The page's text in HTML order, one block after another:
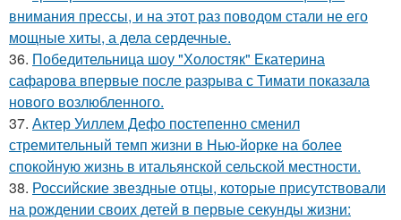
внимания прессы, и на этот раз поводом стали не его
мощные хиты, а дела сердечные.
36. Победительница шоу "Холостяк" Екатерина
сафарова впервые после разрыва с Тимати показала
нового возлюбленного.
37. Актер Уиллем Дефо постепенно сменил
стремительный темп жизни в Нью-йорке на более
спокойную жизнь в итальянской сельской местности.
38. Российские звездные отцы, которые присутствовали
на рождении своих детей в первые секунды жизни: